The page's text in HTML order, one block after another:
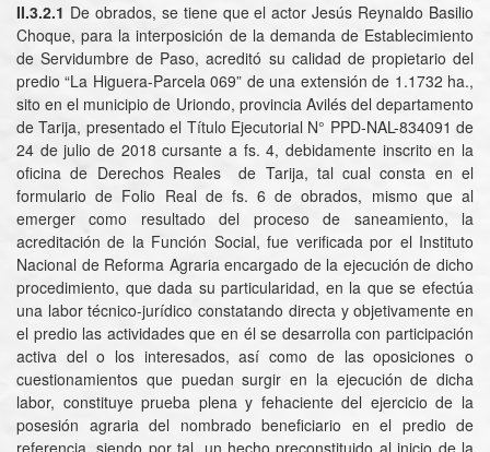
II.3.2.1 De obrados, se tiene que el actor Jesús Reynaldo Basilio
Choque, para la interposición de la demanda de Establecimiento
de Servidumbre de Paso, acreditó su calidad de propietario del
predio “La Higuera-Parcela 069” de una extensión de 1.1732 ha.,
sito en el municipio de Uriondo, provincia Avilés del departamento
de Tarija, presentado el Título Ejecutorial N° PPD-NAL-834091 de
24 de julio de 2018 cursante a fs. 4, debidamente inscrito en la
oficina de Derechos Reales de Tarija, tal cual consta en el
formulario de Folio Real de fs. 6 de obrados, mismo que al
emerger como resultado del proceso de saneamiento, la
acreditación de la Función Social, fue verificada por el Instituto
Nacional de Reforma Agraria encargado de la ejecución de dicho
procedimiento, que dada su particularidad, en la que se efectúa
una labor técnico-jurídico constatando directa y objetivamente en
el predio las actividades que en él se desarrolla con participación
activa del o los interesados, así como de las oposiciones o
cuestionamientos que puedan surgir en la ejecución de dicha
labor, constituye prueba plena y fehaciente del ejercicio de la
posesión agraria del nombrado beneficiario en el predio de
referencia, siendo por tal, un hecho preconstituido al inicio de la